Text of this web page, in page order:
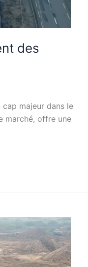
des
cap majeur dans le
marché, offre une